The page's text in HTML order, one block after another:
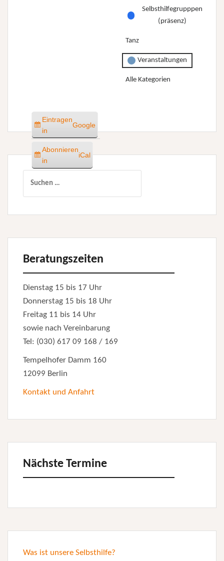
Selbsthilfegrupppen
(präsenz)
Tanz
Veranstaltungen
Alle Kategorien
Eintragen
in
Google
Abonnieren
in
iCal
Beratungszeiten
Dienstag 15 bis 17 Uhr
Donnerstag 15 bis 18 Uhr
Freitag 11 bis 14 Uhr
sowie nach Vereinbarung
Tel: (030) 617 09 168 / 169
Tempelhofer Damm 160
12099 Berlin
Kontakt und Anfahrt
Nächste Termine
Was ist unsere Selbsthilfe?